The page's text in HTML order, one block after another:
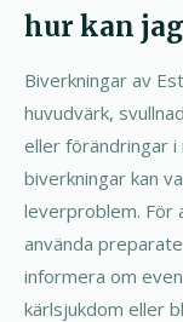
hur kan
Biverkningar av
huvudvärk,
eller förändringar i
biverkningar kan
leverproblem. För
använda
informera om
kärlsjukdom eller